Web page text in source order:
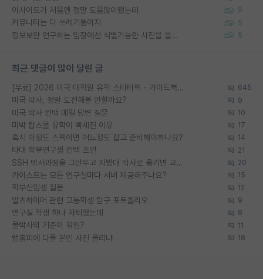
이사이트가 처음엔 정말 도움많이됐는데 9
커뮤니티는 다 쓰레기통이지 5
정보보안 연구하는 입장에선 식별가능한 사진을 올리는건 비추이긴함 5
최근 댓글이 많이 달린 글
[무료] 2026 미국 대학원 유학 스타터팩 - 가이드북 & 합격자 컨택메일 템플릿 645
미국 박사, 정말 도전해볼 만할까요? 9
미국 박사 컨택 메일 답변 질문 10
미박 탑스쿨 유학이 빡세진 이유 17
혹시 이정도 스펙이면 어느정도 잡고 준비해야하나요? 14
타대 학부연구생 컨택 조언 21
SSH 박사과정을 그만두고 지방대 박사로 옮기면 교수의 꿈은 끝일까요? 20
카이스트는 모든 연구실마다 서버 제공해주나요? 15
학부신입생 질문 12
알츠하이머 관련 고등학생 탐구 포트폴리오 9
연구실 학생 하나 자퇴했는데 8
물박사의 기준이 뭐임? 11
랩홈피에 다들 본인 사진 올리냐 18